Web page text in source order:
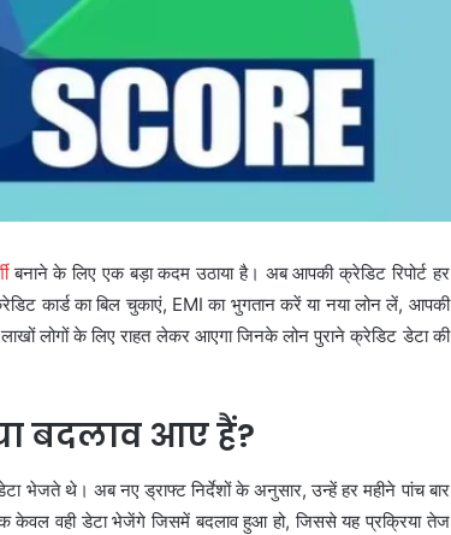
बनाने के लिए एक बड़ा कदम उठाया है। अब आपकी क्रेडिट रिपोर्ट हर
कार्ड का बिल चुकाएं, EMI का भुगतान करें या नया लोन लें, आपकी
लोगों के लिए राहत लेकर आएगा जिनके लोन पुराने क्रेडिट डेटा की
बदलाव आए हैं?
भेजते थे। अब नए ड्राफ्ट निर्देशों के अनुसार, उन्हें हर महीने पांच बार
केवल वही डेटा भेजेंगे जिसमें बदलाव हुआ हो, जिससे यह प्रक्रिया तेज